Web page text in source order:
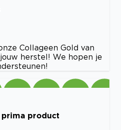
Collageen Gold van
herstel! We hopen je
product